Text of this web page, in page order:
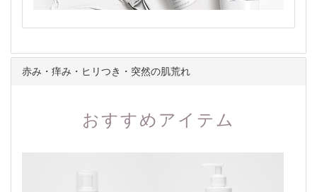
赤み・痒み・ヒリつき・突然の肌荒れ
おすすめアイテム